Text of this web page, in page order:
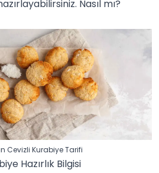
Nasıl mı?
Cevizli Kurabiye Tarifi
Hazırlık Bilgisi